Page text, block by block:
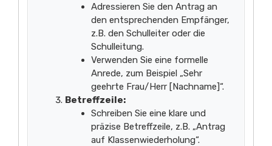
Adressieren Sie den Antrag an
den entsprechenden Empfänger,
z.B. den Schulleiter oder die
Schulleitung.
Verwenden Sie eine formelle
Anrede, zum Beispiel „Sehr
geehrte Frau/Herr [Nachname]“.
Betreffzeile:
Schreiben Sie eine klare und
präzise Betreffzeile, z.B. „Antrag
auf Klassenwiederholung“.